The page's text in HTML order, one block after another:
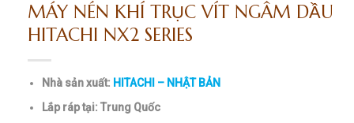
MÁY NÉN KHÍ TRỤC VÍT NGÂM DẦU
HITACHI NX2 SERIES
Nhà sản xuất: HITACHI – NHẬT BẢN
Lắp ráp tại: Trung Quốc